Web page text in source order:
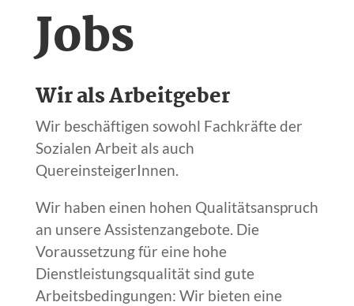
Jobs
Wir als Arbeitgeber
Wir beschäftigen sowohl Fachkräfte der
Sozialen Arbeit als auch
QuereinsteigerInnen.
Wir haben einen hohen Qualitätsanspruch
an unsere Assistenzangebote. Die
Voraussetzung für eine hohe
Dienstleistungsqualität sind gute
Arbeitsbedingungen: Wir bieten eine